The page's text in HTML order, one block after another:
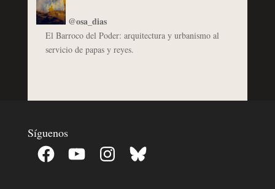
@osa_dias
El Barroco del Poder: arquitectura y urbanismo al
servicio de papas y reyes.
Síguenos
Facebook YouTube InstagramBluesky